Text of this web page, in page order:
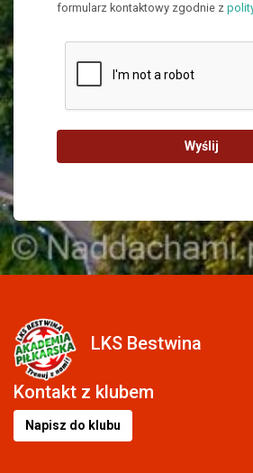
formularz kontaktowy zgodnie z
Wyślij
LKS Bestwina
Kontakt z klubem
Napisz do klubu